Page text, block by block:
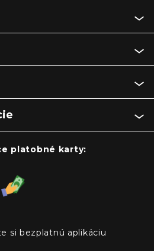
platobné karty:
si bezplatnú aplikáciu